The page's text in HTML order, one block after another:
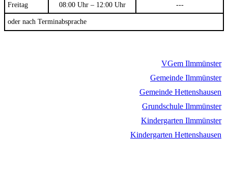
Freitag 08:00 Uhr – 12:00 Uhr ---
oder nach Terminabsprache
VGem Ilmmünster
Gemeinde Ilmmünster
Gemeinde Hettenshausen
Grundschule Ilmmünster
Kindergarten Ilmmünster
Kindergarten Hettenshausen